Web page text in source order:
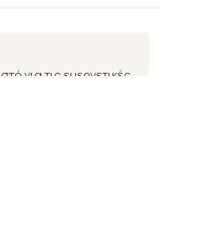
για τις ευεργετικές